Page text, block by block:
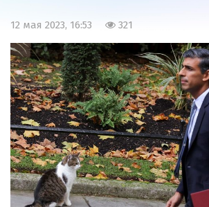
12 мая 2023, 16:53 321